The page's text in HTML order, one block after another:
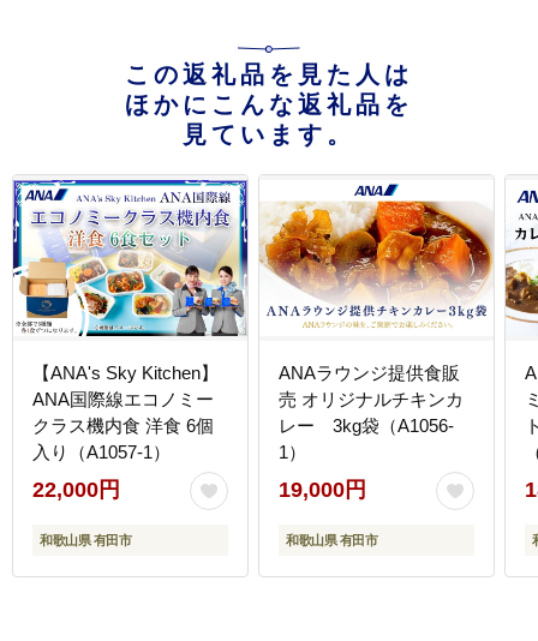
この返礼品を見た人は
ほかにこんな返礼品を
見ています。
【ANA's Sky Kitchen】
ANA国際線エコノミー
クラス機内食 洋食 6個
入り（A1057-1）
22,000円
和歌山県 有田市
ANAラウンジ提供食販
売 オリジナルチキンカ
レー 3kg袋（A1056-
1）
19,000円
和歌山県 有田市